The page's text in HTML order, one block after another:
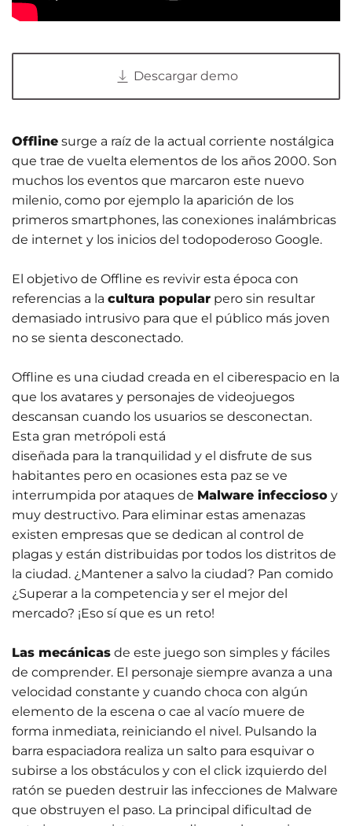
Descargar demo
Offline surge a raíz de la actual corriente nostálgica
que trae de vuelta elementos de los años 2000. Son
muchos los eventos que marcaron este nuevo
milenio, como por ejemplo la aparición de los
primeros smartphones, las conexiones inalámbricas
de internet y los inicios del todopoderoso Google.
El objetivo de Offline es revivir esta época con
referencias a la cultura popular pero sin resultar
demasiado intrusivo para que el público más joven
no se sienta desconectado.
Offline es una ciudad creada en el ciberespacio en la
que los avatares y personajes de videojuegos
descansan cuando los usuarios se desconectan.
Esta gran metrópoli está
diseñada para la tranquilidad y el disfrute de sus
habitantes pero en ocasiones esta paz se ve
interrumpida por ataques de Malware infeccioso y
muy destructivo. Para eliminar estas amenazas
existen empresas que se dedican al control de
plagas y están distribuidas por todos los distritos de
la ciudad. ¿Mantener a salvo la ciudad? Pan comido
¿Superar a la competencia y ser el mejor del
mercado? ¡Eso sí que es un reto!
Las mecánicas de este juego son simples y fáciles
de comprender. El personaje siempre avanza a una
velocidad constante y cuando choca con algún
elemento de la escena o cae al vacío muere de
forma inmediata, reiniciando el nivel. Pulsando la
barra espaciadora realiza un salto para esquivar o
subirse a los obstáculos y con el click izquierdo del
ratón se pueden destruir las infecciones de Malware
que obstruyen el paso. La principal dificultad de